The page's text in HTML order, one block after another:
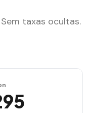
taxas ocultas.